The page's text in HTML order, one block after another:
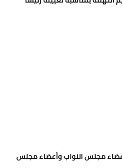
مجلس النواب وأعضاء مجلس